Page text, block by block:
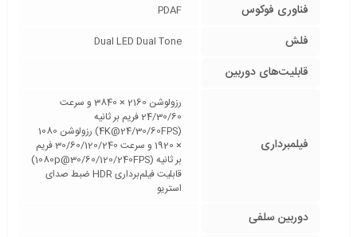
فناوری فوکوس PDAF
فلش Dual LED Dual Tone
قابلیت‌های دوربین
فیلمبرداری
رزولوشن 2160 × 3840 و سرعت
24/30/60 فریم بر ثانیه
(4K@24/30/60FPS) رزولوشن 1080
× 1920 و سرعت 30/60/120/240 فریم
بر ثانیه (1080p@30/60/120/240FPS)
قابلیت فیلم‌برداری HDR ضبط صدای
استریو
دوربین سلفی